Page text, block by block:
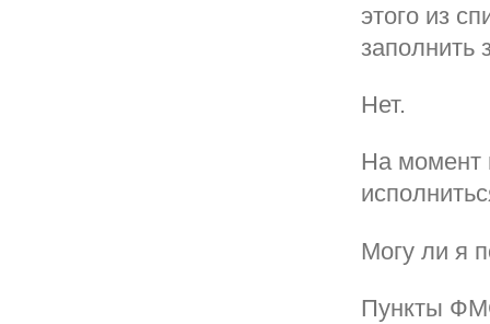
этого из
заполнить
Нет.
На момент
Могу ли я
Пункты